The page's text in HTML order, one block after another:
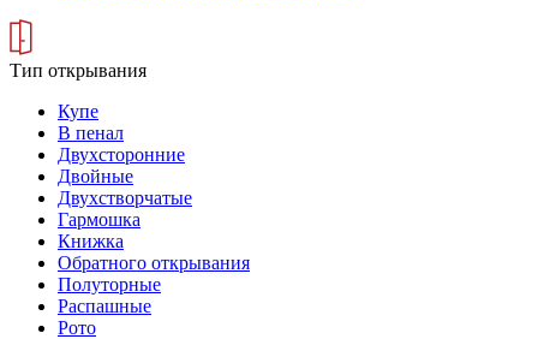
Тип открывания
Купе
В пенал
Двухсторонние
Двойные
Двухстворчатые
Гармошка
Книжка
Обратного открывания
Полуторные
Распашные
Рото